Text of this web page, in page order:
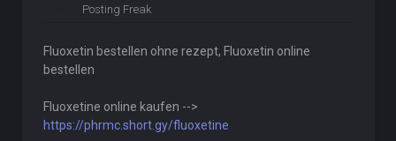
Posting Freak
Fluoxetin bestellen ohne rezept, Fluoxetin online
bestellen
Fluoxetine online kaufen -->
https://phrmc.short.gy/fluoxetine